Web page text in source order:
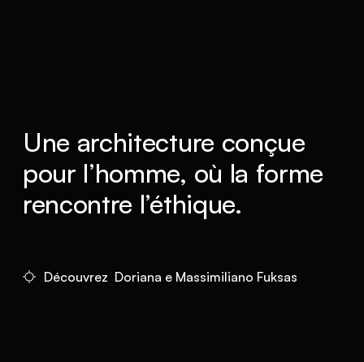
Une architecture conçue
pour l’homme, où la forme
rencontre l’éthique.
Découvrez Doriana e Massimiliano Fuksas